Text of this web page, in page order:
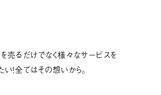
るだけでなく様々なサービスを
！全てはその想いから。